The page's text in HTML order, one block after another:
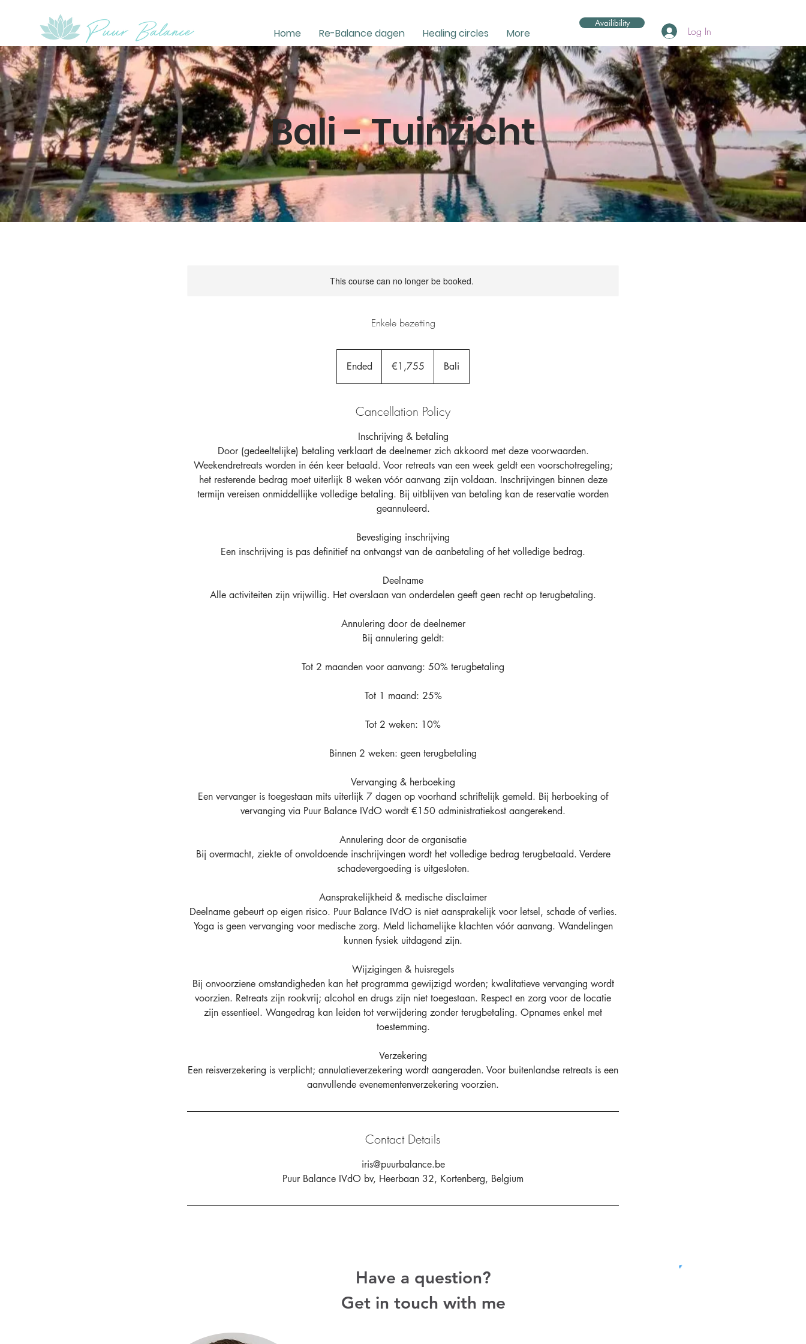
Home Re-Balance dagen Healing circles More
Availibility
Log In
Bali - Tuinzicht
This course can no longer be booked.
Enkele bezetting
Ended
n
e
€1,755 Bali
Cancellation Policy
Inschrijving & betaling
Door (gedeeltelijke) betaling verklaart de deelnemer zich akkoord met deze voorwaarden.
Weekendretreats worden in één keer betaald. Voor retreats van een week geldt een voorschotregeling;
het resterende bedrag moet uiterlijk 8 weken vóór aanvang zijn voldaan. Inschrijvingen binnen deze
termijn vereisen onmiddellijke volledige betaling. Bij uitblijven van betaling kan de reservatie worden
geannuleerd.
Bevestiging inschrijving
Een inschrijving is pas definitief na ontvangst van de aanbetaling of het volledige bedrag.
Deelname
Alle activiteiten zijn vrijwillig. Het overslaan van onderdelen geeft geen recht op terugbetaling.
Annulering door de deelnemer
Bij annulering geldt:
Tot 2 maanden voor aanvang: 50% terugbetaling
Tot 1 maand: 25%
Tot 2 weken: 10%
Binnen 2 weken: geen terugbetaling
Vervanging & herboeking
Een vervanger is toegestaan mits uiterlijk 7 dagen op voorhand schriftelijk gemeld. Bij herboeking of
vervanging via Puur Balance IVdO wordt €150 administratiekost aangerekend.
Annulering door de organisatie
Bij overmacht, ziekte of onvoldoende inschrijvingen wordt het volledige bedrag terugbetaald. Verdere
schadevergoeding is uitgesloten.
Aansprakelijkheid & medische disclaimer
Deelname gebeurt op eigen risico. Puur Balance IVdO is niet aansprakelijk voor letsel, schade of verlies.
Yoga is geen vervanging voor medische zorg. Meld lichamelijke klachten vóór aanvang. Wandelingen
kunnen fysiek uitdagend zijn.
Wijzigingen & huisregels
Bij onvoorziene omstandigheden kan het programma gewijzigd worden; kwalitatieve vervanging wordt
voorzien. Retreats zijn rookvrij; alcohol en drugs zijn niet toegestaan. Respect en zorg voor de locatie
zijn essentieel. Wangedrag kan leiden tot verwijdering zonder terugbetaling. Opnames enkel met
toestemming.
Verzekering
Een reisverzekering is verplicht; annulatieverzekering wordt aangeraden. Voor buitenlandse retreats is een
aanvullende evenementenverzekering voorzien.
Contact Details
iris@puurbalance.be
Puur Balance IVdO bv, Heerbaan 32, Kortenberg, Belgium
Have a question?
Get in touch with me